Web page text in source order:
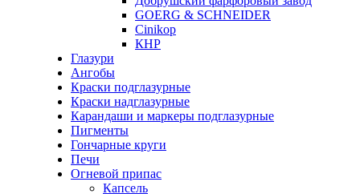
GOERG & SCHNEIDER
Cinikop
КНР
Глазури
Ангобы
Краски подглазурные
Краски надглазурные
Карандаши и маркеры подглазурные
Пигменты
Гончарные круги
Печи
Огневой припас
Капсель